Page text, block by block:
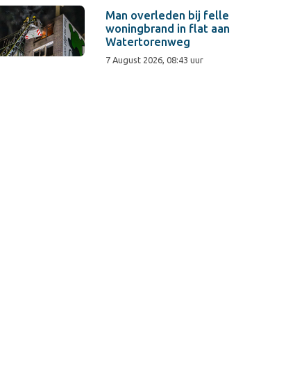
Man overleden bij felle
woningbrand in flat aan
Watertorenweg
7 August 2026, 08:43 uur